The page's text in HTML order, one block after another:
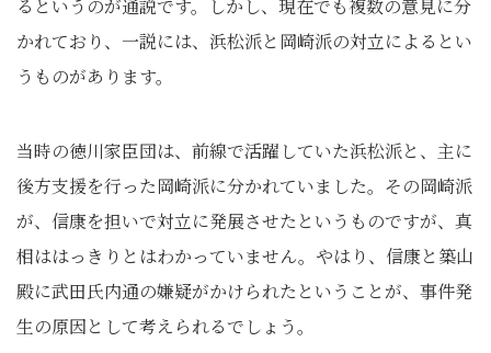
るというのが通説です。しかし、現在でも複数の意見に分
かれており、一説には、浜松派と岡崎派の対立によるとい
うものがあります。
当時の徳川家臣団は、前線で活躍していた浜松派と、主に
後方支援を行った岡崎派に分かれていました。その岡崎派
が、信康を担いで対立に発展させたというものですが、真
相ははっきりとはわかっていません。やはり、信康と築山
殿に武田氏内通の嫌疑がかけられたということが、事件発
生の原因として考えられるでしょう。